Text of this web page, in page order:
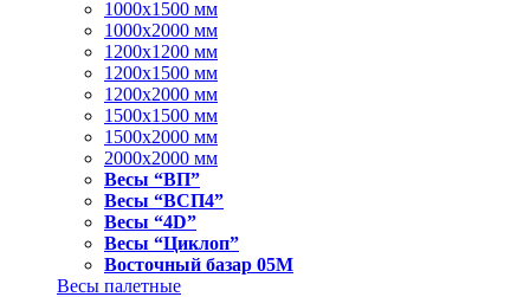
1000x1500 мм
1000x2000 мм
1200x1200 мм
1200x1500 мм
1200x2000 мм
1500x1500 мм
1500x2000 мм
2000x2000 мм
Весы “ВП”
Весы “ВСП4”
Весы “4D”
Весы “Циклоп”
Восточный базар 05M
Весы палетные